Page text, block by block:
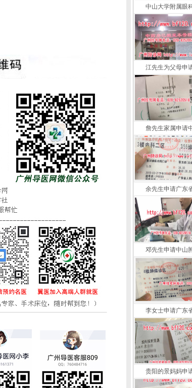
中山大学附属眼
江先生为父母申
詹先生家属申请
余先生申请广东
邓先生申请中山
李女士申请广东
贵阳的景妈妈申